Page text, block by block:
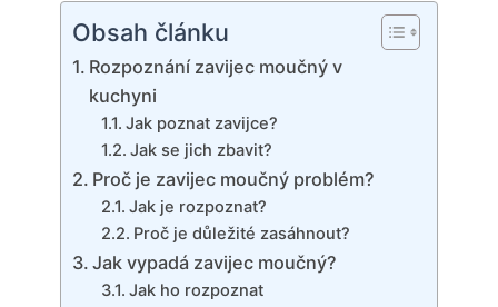
Obsah článku
Rozpoznání zavijec moučný v
kuchyni
Jak poznat zavijce?
Jak se jich zbavit?
Proč je zavijec moučný problém?
Jak je rozpoznat?
Proč je důležité zasáhnout?
Jak vypadá zavijec moučný?
Jak ho rozpoznat